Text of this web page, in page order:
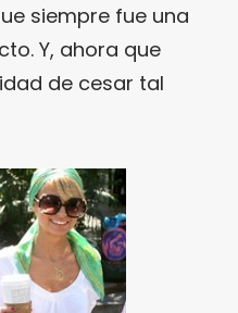
siempre fue una
Y, ahora que
de cesar tal